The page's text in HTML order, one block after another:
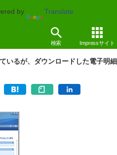
by Translate
検索 Impressサイト
制限無償版「Money Plus Sunset
いるが、ダウンロードした電子明細